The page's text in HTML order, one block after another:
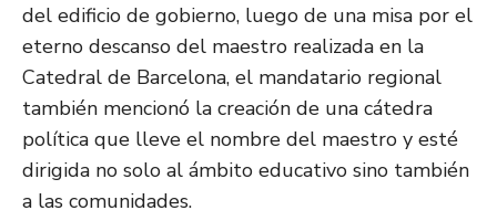
del edificio de gobierno, luego de una misa por el
eterno descanso del maestro realizada en la
Catedral de Barcelona, el mandatario regional
también mencionó la creación de una cátedra
política que lleve el nombre del maestro y esté
dirigida no solo al ámbito educativo sino también
a las comunidades.